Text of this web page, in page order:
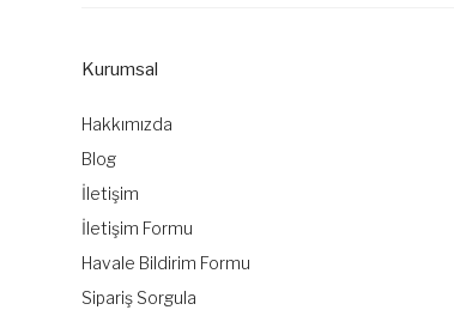
Kurumsal
Hakkımızda
Blog
İletişim
İletişim Formu
Havale Bildirim Formu
Sipariş Sorgula